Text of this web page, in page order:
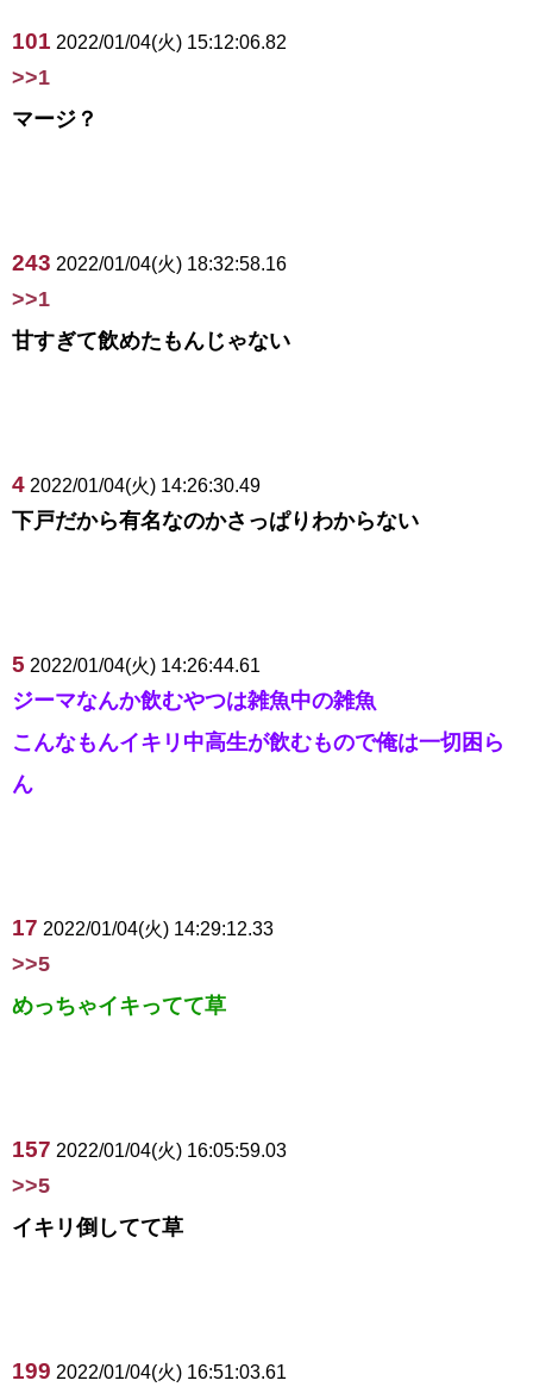
101 2022/01/04(火) 15:12:06.82
>>1
マージ？
243 2022/01/04(火) 18:32:58.16
>>1
甘すぎて飲めたもんじゃない
4 2022/01/04(火) 14:26:30.49
下戸だから有名なのかさっぱりわからない
5 2022/01/04(火) 14:26:44.61
ジーマなんか飲むやつは雑魚中の雑魚
こんなもんイキリ中高生が飲むもので俺は一切困ら
ん
17 2022/01/04(火) 14:29:12.33
>>5
めっちゃイキってて草
157 2022/01/04(火) 16:05:59.03
>>5
イキリ倒してて草
199 2022/01/04(火) 16:51:03.61